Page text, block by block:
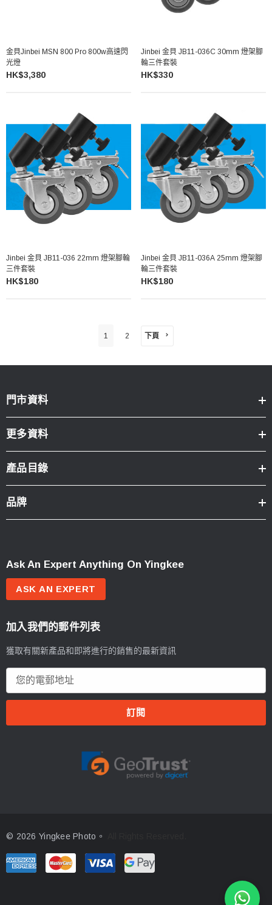
金貝Jinbei MSN 800 Pro 800w高速閃
光燈
HK$3,380
Jinbei 金貝 JB11-036C 30mm 燈架腳
輪三件套裝
HK$330
Jinbei 金貝 JB11-036 22mm 燈架腳輪
三件套裝
HK$180
Jinbei 金貝 JB11-036A 25mm 燈架腳
輪三件套裝
HK$180
1 2 下頁
門市資料
更多資料
產品目錄
品牌
Ask An Expert Anything On Yingkee
ASK AN EXPERT
加入我們的郵件列表
獲取有關新產品和即將進行的銷售的最新資訊
郵
© 2026 Yingkee Photo。